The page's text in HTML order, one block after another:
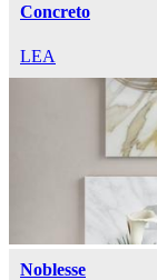
Concreto
LEA
Noblesse